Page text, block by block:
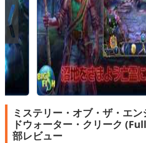
ミステリー・オブ・ザ・エ
ドウォーター・クリーク
部レビュー